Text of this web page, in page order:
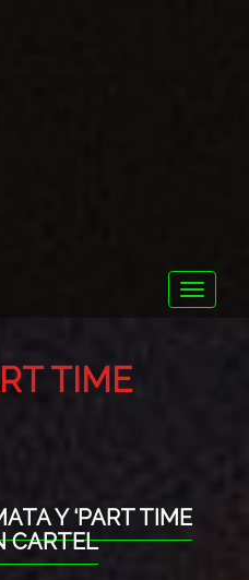
Toggle
TIME
Y ‘PART TIME
CARTEL